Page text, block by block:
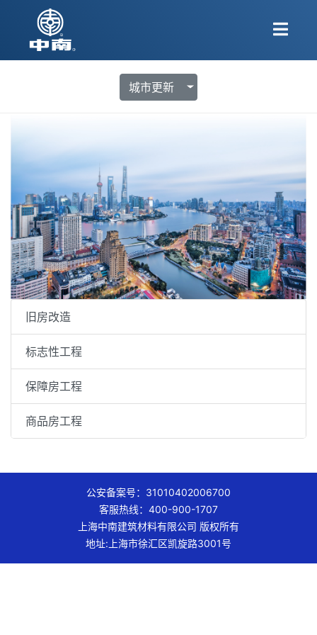
城市更新
旧房改造
标志性工程
保障房工程
商品房工程
公安备案号：31010402006700
客服热线：400-900-1707
上海中南建筑材料有限公司 版权所有
地址:上海市徐汇区凯旋路3001号